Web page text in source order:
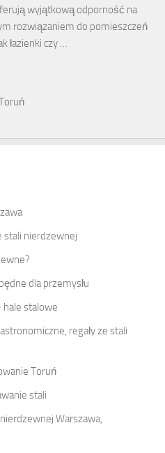
wyjątkową odporność na
rozwiązaniem do pomieszczeń
łazienki czy …
stali nierdzewnej
dla przemysłu
stalowe
regały ze stali
Toruń
stali
Warszawa,